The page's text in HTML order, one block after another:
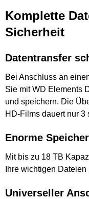
Komplette
Sicherheit
Datentransfer
Bei Anschluss an
Sie mit WD Elements
und speichern. Die
HD-Films dauert nur 3
Enorme
Mit bis zu 18 TB
Ihre wichtigen
Universeller